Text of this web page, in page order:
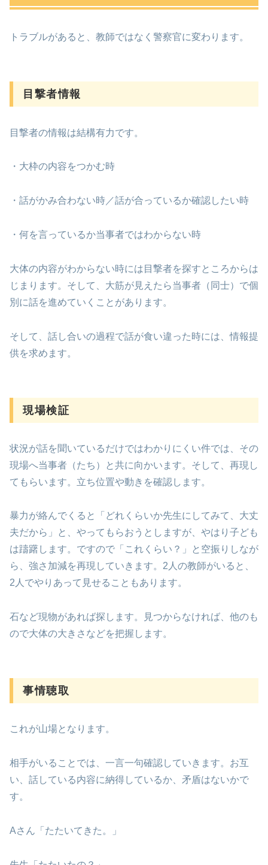
トラブルがあると、教師ではなく警察官に変わります。
目撃者情報
目撃者の情報は結構有力です。
・大枠の内容をつかむ時
・話がかみ合わない時／話が合っているか確認したい時
・何を言っているか当事者ではわからない時
大体の内容がわからない時には目撃者を探すところからは
じまります。そして、大筋が見えたら当事者（同士）で個
別に話を進めていくことがあります。
そして、話し合いの過程で話が食い違った時には、情報提
供を求めます。
現場検証
状況が話を聞いているだけではわかりにくい件では、その
現場へ当事者（たち）と共に向かいます。そして、再現し
てもらいます。立ち位置や動きを確認します。
暴力が絡んでくると「どれくらいか先生にしてみて、大丈
夫だから」と、やってもらおうとしますが、やはり子ども
は躊躇します。ですので「これくらい？」と空振りしなが
ら、強さ加減を再現していきます。2人の教師がいると、
2人でやりあって見せることもあります。
石など現物があれば探します。見つからなければ、他のも
ので大体の大きさなどを把握します。
事情聴取
これが山場となります。
相手がいることでは、一言一句確認していきます。お互
い、話している内容に納得しているか、矛盾はないかで
す。
Aさん「たたいてきた。」